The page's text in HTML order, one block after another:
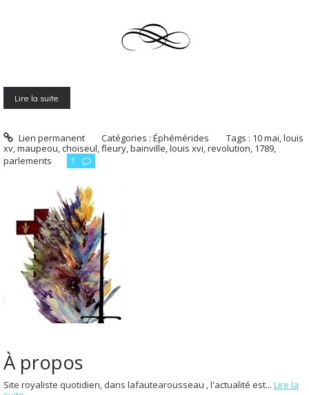
Lire la suite
Lien permanent Catégories :Éphémérides Tags : 10 mai,louis
xv,maupeou,choiseul,fleury,bainville,louis xvi,revolution, 1789,
parlements
1
À propos
Site royaliste quotidien, dans lafautearousseau , l'actualité est... Lire la